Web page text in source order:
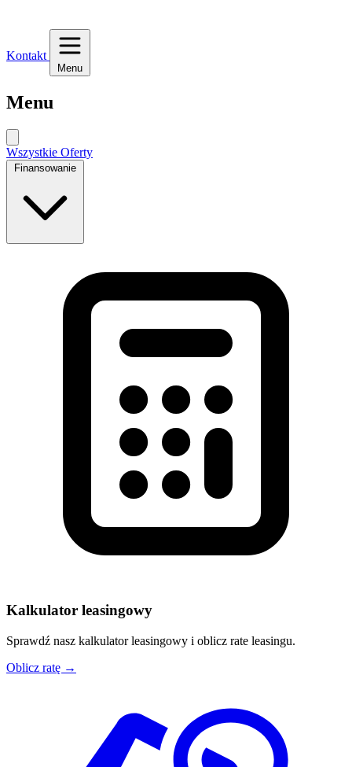
Kontakt
Menu
Menu
Wszystkie Oferty
Finansowanie
Kalkulator leasingowy
Sprawdź nasz kalkulator leasingowy i oblicz rate leasingu.
Oblicz ratę →